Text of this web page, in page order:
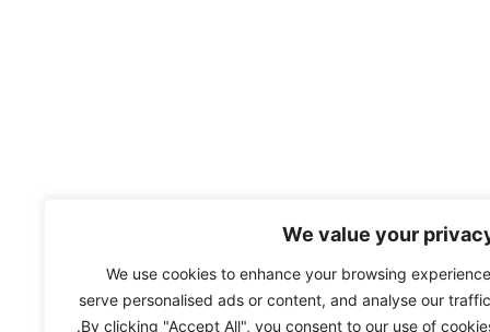
We value your
We use cookies to enhance your browsing
serve personalised ads or content, and analyse our
By clicking "Accept All", you consent to our use of